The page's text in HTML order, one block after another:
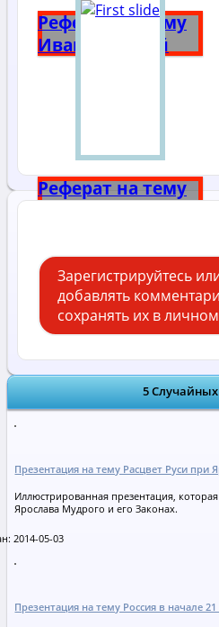
Реферат на тему
Иван Грозный
Реферат на тему
Зарегистрируйтесь
добавлять
сохранять их в
5 Случайных
Презентация на тему Расцвет Руси при
Иллюстрированная презентация,
Ярослава Мудрого и его Законах.
2014-05-03
Презентация на тему Россия в начале 21